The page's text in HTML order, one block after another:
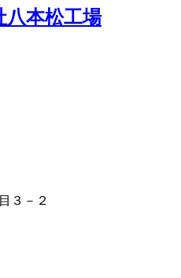
八本松工場
３－２